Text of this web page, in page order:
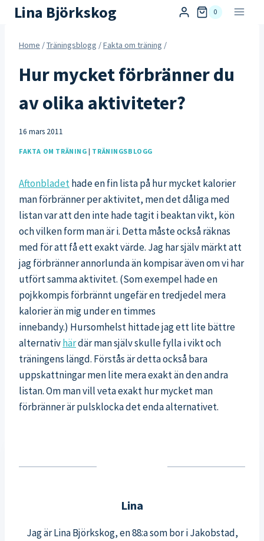
SkipLina Björkskog 0
Home /Träningsblogg /Fakta om träning /
Hur mycket förbränner du
av olika aktiviteter?
16 mars 2011
FAKTA OM TRÄNING | TRÄNINGSBLOGG
Aftonbladethade en fin lista på hur mycket kalorier
man förbränner per aktivitet, men det dåliga med
listan var att den inte hade tagit i beaktan vikt, kön
och vilken form man är i. Detta måste också räknas
med för att få ett exakt värde. Jag har själv märkt att
jag förbränner annorlunda än kompisar även om vi har
utfört samma aktivitet. (Som exempel hade en
pojkkompis förbrännt ungefär en tredjedel mera
kalorier än mig under en timmes
innebandy.) Hursomhelst hittade jag ett lite bättre
alternativhärdär man själv skulle fylla i vikt och
träningens längd. Förstås är detta också bara
uppskattningar men lite mera exakt än den andra
listan. Om man vill veta exakt hur mycket man
förbränner är pulsklocka det enda alternativet.
Lina
Jag är Lina Björkskog, en 88:a som bor i Jakobstad,